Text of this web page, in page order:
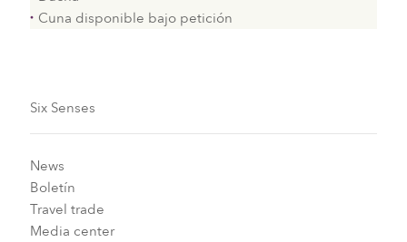
Cuna disponible bajo petición
Six Senses
News
Boletín
Travel trade
Media center